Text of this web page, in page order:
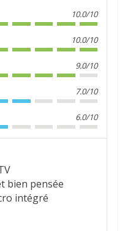
10.0/10
10.0/10
9.0/10
7.0/10
6.0/10
bien pensée
intégré